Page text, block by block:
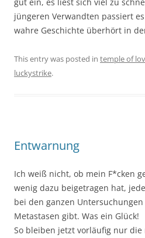
jüngeren Verwandten passiert
wahre Geschichte überhört in
This entry was posted in temple of
luckystrike.
Entwarnung
Ich weiß nicht, ob mein F*cken
wenig dazu beigetragen hat,
bei den ganzen
Metastasen gibt. Was ein Glück!
So bleiben jetzt vorläufig nur